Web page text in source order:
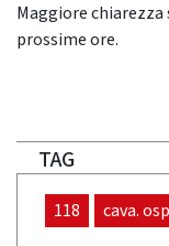
Maggiore
prossime ore.
TAG
118 cava.